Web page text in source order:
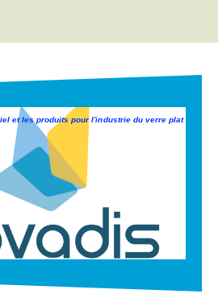
et les produits pour l'industrie du verre plat